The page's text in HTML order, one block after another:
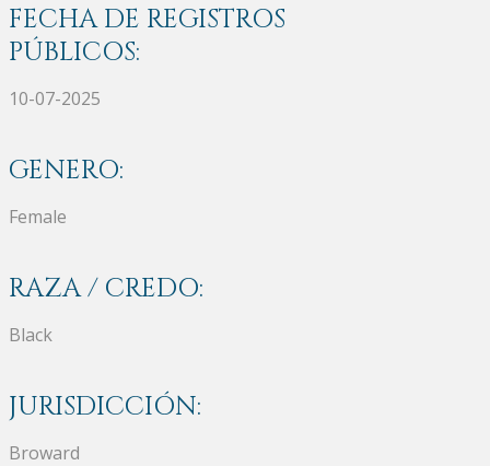
FECHA DE REGISTROS
PÚBLICOS:
10-07-2025
GENERO:
Female
RAZA / CREDO:
Black
JURISDICCIÓN:
Broward